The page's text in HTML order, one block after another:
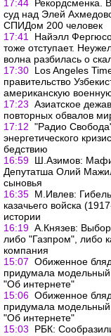
17:44 Рекордсменка.
суд над Элей
СПИДом 200 человек
17:41
Найэлл
тоже отступает.
волна разбилась о
17:30 Los Angeles
правительство
американскую
17:23 Азиатское
повторных обвалов
17:12 "Радио
энергетического
бедствию
16:59 Ш.Азимов:
Депутатша Олий
сыновья
16:35 М.Ивлев:
казачьего войска
истории
16:19 А.Князев:
либо "Газпром", либо
компания
15:07 Обиженное
придумала
"Об интернете"
15:06 Обиженное
придумала
"Об интернете"
15:03
РБК: